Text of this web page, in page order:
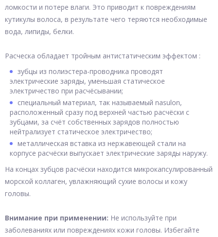
ломкости и потере влаги. Это приводит к повреждениям
кутикулы волоса, в результате чего теряются необходимые
вода, липиды, белки.
Расческа обладает тройным антистатическим эффектом :
зубцы из полиэстера-проводника проводят
электрические заряды, уменьшая статическое
электричество при расчёсывании;
cпециальный материал, так называемый nasulon,
расположенный сразу под верхней частью расчёски с
зубцами, за счёт собственных зарядов полностью
нейтрализует статическое электричество;
металлическая вставка из нержавеющей стали на
корпусе расчёски выпускает электрические заряды наружу.
На концах зубцов расчёски находится микрокапсулированный
морской коллаген, увлажняющий сухие волосы и кожу
головы.
Внимание при применении: Не используйте при
заболеваниях или повреждениях кожи головы. Избегайте